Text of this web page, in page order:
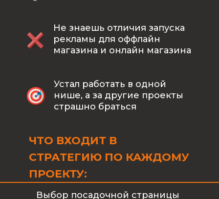
Устал работать в одной
нише, а за другие проекты
страшно браться
Не знаешь отличия запуска
рекламы для оффлайн
магазина и онлайн магазина
ЧТО ВХОДИТ В
СТРАТЕГИЮ ПО КАЖДОМУ
ПРОЕКТУ:
Выбор посадочной страницы